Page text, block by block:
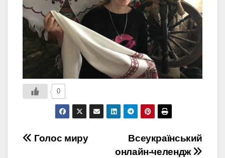
0
Навігація
Всеукраїнський
онлайн-челендж
Голос миру